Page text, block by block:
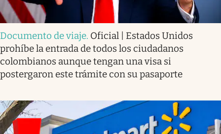
Documento de viaje. Oficial | Estados Unidos
prohíbe la entrada de todos los ciudadanos
colombianos aunque tengan una visa si
postergaron este trámite con su pasaporte